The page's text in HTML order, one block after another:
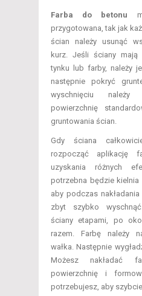
Farba do betonu
przygotowana, tak jak
ścian należy usunąć
kurz. Jeśli ściany mają
tynku lub farby, należy
następnie pokryć
wyschnięciu należy
powierzchnię
gruntowania ścian.
Gdy ściana
rozpocząć aplikację
uzyskania różnych
potrzebna będzie kielnia
aby podczas
zbyt szybko
ściany etapami, po
razem. Farbę należy
wałka. Następnie
Możesz nakładać
powierzchnię i
potrzebujesz, aby